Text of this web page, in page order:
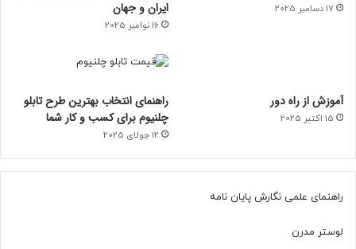
17 دسامبر 2025
ایران و جهان
16 نوامبر 2025
آموزش از راه دور
15 اکتبر 2025
راهنمای انتخاب بهترین طرح تابلو
چلنیوم برای کسب و کار شما
12 جولای 2025
راهنمای علمی نگارش پایان نامه
لوستر مدرن